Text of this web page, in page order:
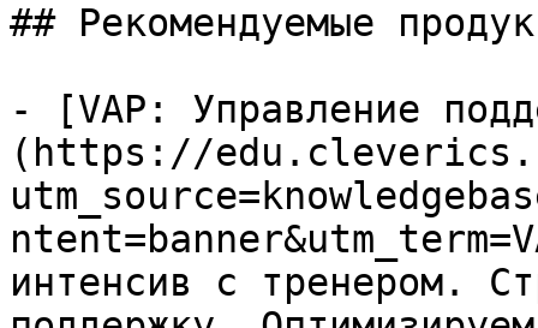
## Рекомендуемые
- [VAP: Управление
(https://
интенсив с тренером.